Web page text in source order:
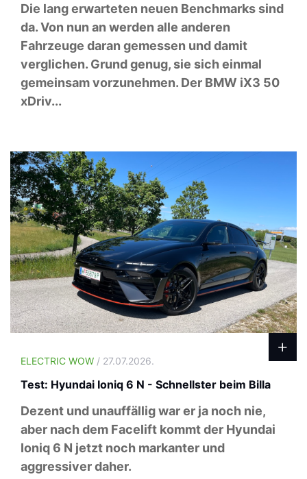
Die lang erwarteten neuen Benchmarks sind
da. Von nun an werden alle anderen
Fahrzeuge daran gemessen und damit
verglichen. Grund genug, sie sich einmal
gemeinsam vorzunehmen. Der BMW iX3 50
xDriv...
ELECTRIC WOW / 27.07.2026.
Test: Hyundai Ioniq 6 N - Schnellster beim Billa
Dezent und unauffällig war er ja noch nie,
aber nach dem Facelift kommt der Hyundai
Ioniq 6 N jetzt noch markanter und
aggressiver daher.